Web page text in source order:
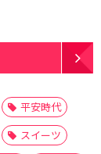
平安時代
スイーツ